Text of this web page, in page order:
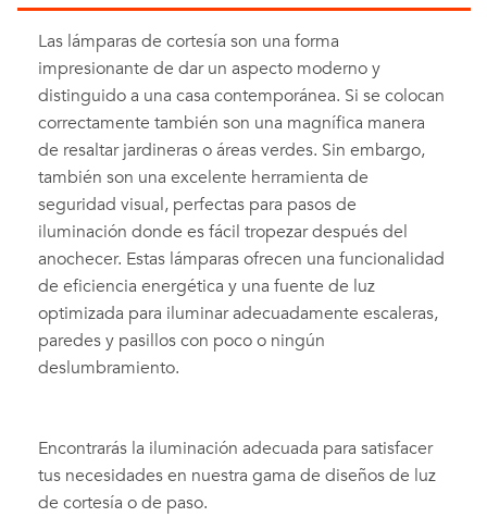
Las lámparas de cortesía son una forma
impresionante de dar un aspecto moderno y
distinguido a una casa contemporánea. Si se colocan
correctamente también son una magnífica manera
de resaltar jardineras o áreas verdes. Sin embargo,
también son una excelente herramienta de
seguridad visual, perfectas para pasos de
iluminación donde es fácil tropezar después del
anochecer. Estas lámparas ofrecen una funcionalidad
de eficiencia energética y una fuente de luz
optimizada para iluminar adecuadamente escaleras,
paredes y pasillos con poco o ningún
deslumbramiento.
Encontrarás la iluminación adecuada para satisfacer
tus necesidades en nuestra gama de diseños de luz
de cortesía o de paso.